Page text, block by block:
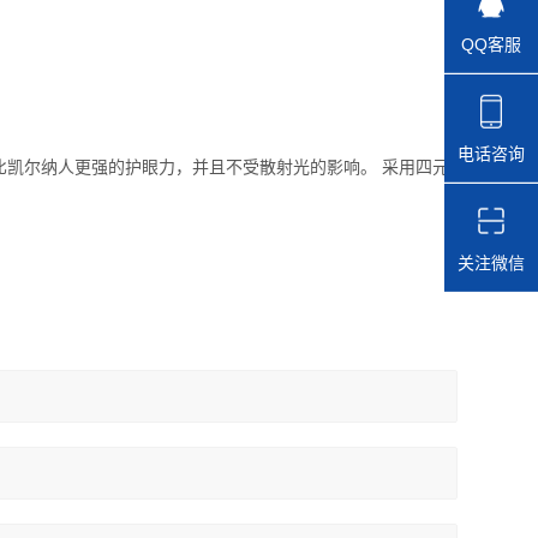
尔纳人更强的护眼力，并且不受散射光的影响。 采用四元
QQ客服
电话咨询
关注微信